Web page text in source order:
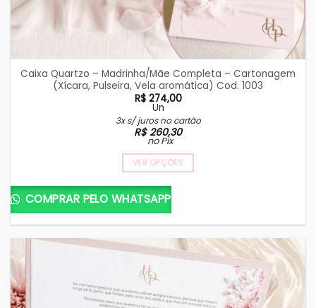
Caixa Quartzo – Madrinha/Mãe Completa – Cartonagem
(Xícara, Pulseira, Vela aromática) Cod. 1003
R$274,00
Un
3x s/ juros no cartão
R$260,30
no Pix
VER OPÇÕES
COMPRAR PELO WHATSAPP